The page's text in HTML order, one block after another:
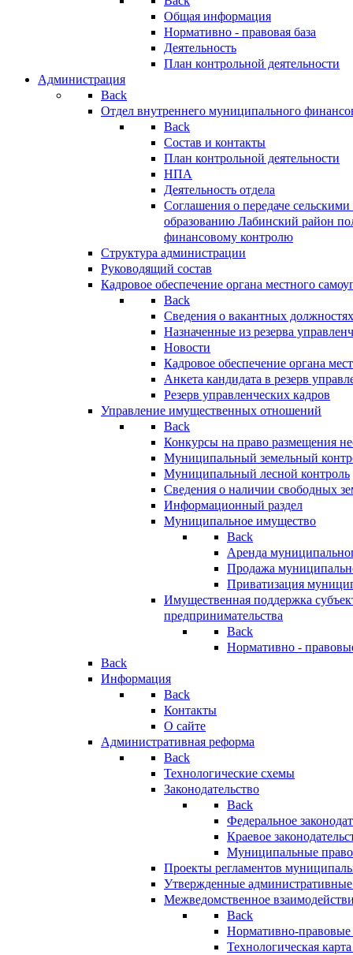
Общая информация
Нормативно - правовая база
Деятельность
План контрольной деятельности
Администрация
Back
Отдел внутреннего муниципального
Back
Состав и контакты
План контрольной деятельности
НПА
Деятельность отдела
Соглашения о передаче
образованию Лабинский район
финансовому контролю
Структура администрации
Руководящий состав
Кадровое обеспечение органа местного
Back
Сведения о вакантных
Назначенные из резерва
Новости
Кадровое обеспечение органа
Анкета кандидата в резерв
Резерв управленческих кадров
Управление имущественных отношений
Back
Конкурсы на право размещения
Муниципальный земельный
Муниципальный лесной контроль
Сведения о наличии свободных
Информационный раздел
Муниципальное имущество
Back
Аренда
Продажа
Приватизация
Имущественная поддержка
предпринимательства
Back
Нормативно -
Back
Информация
Back
Контакты
О сайте
Административная реформа
Back
Технологические схемы
Законодательство
Back
Федеральное
Краевое
Муниципальные
Проекты регламентов
Утвержденные
Межведомственное
Back
Нормативно-правовые
Технологическая